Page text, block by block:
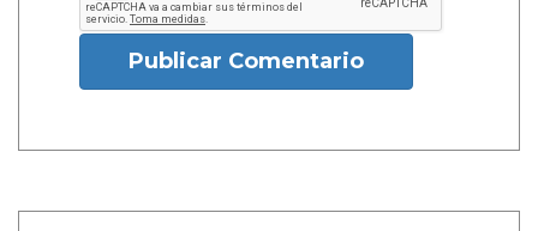
Publicar Comentario